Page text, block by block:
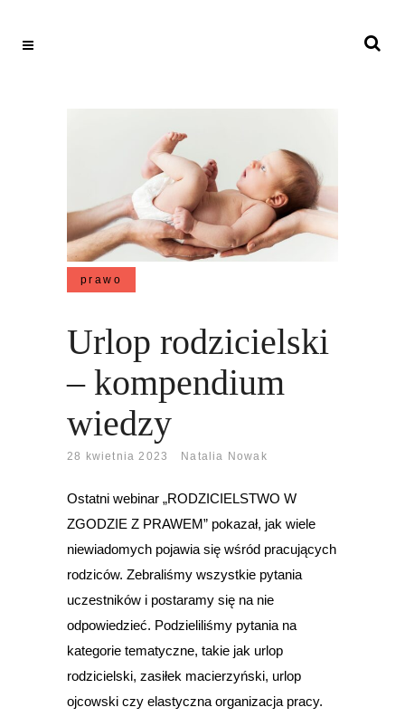
prawo
Urlop rodzicielski
– kompendium
wiedzy
28 kwietnia 2023 Natalia Nowak
Ostatni webinar „RODZICIELSTWO W
ZGODZIE Z PRAWEM” pokazał, jak wiele
niewiadomych pojawia się wśród pracujących
rodziców. Zebraliśmy wszystkie pytania
uczestników i postaramy się na nie
odpowiedzieć. Podzieliliśmy pytania na
kategorie tematyczne, takie jak urlop
rodzicielski, zasiłek macierzyński, urlop
ojcowski czy elastyczna organizacja pracy.